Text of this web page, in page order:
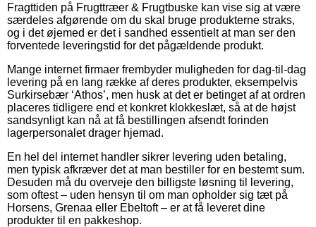
Fragttiden på Frugttræer & Frugtbuske kan vise sig at være
særdeles afgørende om du skal bruge produkterne straks,
og i det øjemed er det i sandhed essentielt at man ser den
forventede leveringstid for det pågældende produkt.
Mange internet firmaer frembyder muligheden for dag-til-dag
levering på en lang række af deres produkter, eksempelvis
Surkirsebær ‘Athos’, men husk at det er betinget af at ordren
placeres tidligere end et konkret klokkeslæt, så at de højst
sandsynligt kan nå at få bestillingen afsendt forinden
lagerpersonalet drager hjemad.
En hel del internet handler sikrer levering uden betaling,
men typisk afkræver det at man bestiller for en bestemt sum.
Desuden må du overveje den billigste løsning til levering,
som oftest – uden hensyn til om man opholder sig tæt på
Horsens, Grenaa eller Ebeltoft – er at få leveret dine
produkter til en pakkeshop.